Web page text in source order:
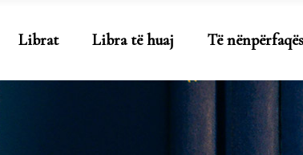
Librat Libra të huaj Të